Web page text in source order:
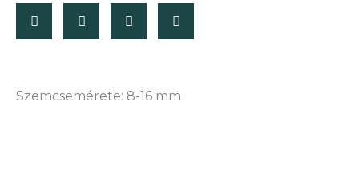
Szemcsemérete: 8-16 mm